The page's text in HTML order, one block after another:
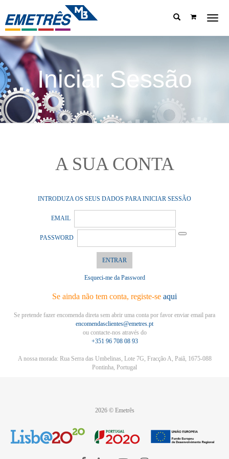
Menu
Iniciar Sessão
A SUA CONTA
INTRODUZA OS SEUS DADOS PARA INICIAR SESSÃO
EMAIL
PASSWORD
ENTRAR
Esqueci-me da Password
Se ainda não tem conta, registe-se aqui
Se pretende fazer encomenda direta sem abrir uma conta por favor enviar email para
encomendasclientes@emetres.pt
ou contacte-nos através do
+351 96 708 08 93
A nossa morada: Rua Serra das Umbelinas, Lote 7G, Fracção A, Paiã, 1675-088
Pontinha, Portugal
2026 © Emetrês